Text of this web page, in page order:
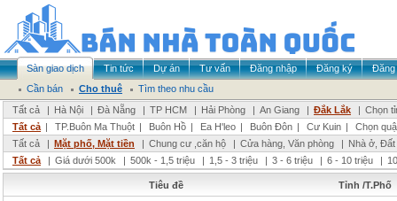
Sàn giao dịch Tin tức Dự án Tư vấn Đăng nhập Đăng ký
Đăng
Cần bán
Cho thuê
Tìm theo nhu cầu
Tất cả
| Hà Nội | Đà Nẵng | TP HCM | Hải Phòng | An Giang | Đắk Lắk | Chọn
Tất cả | TP.Buôn Ma Thuột | Buôn Hồ | Ea H'leo | Buôn Đôn | Cư Kuin |
Chọn
Tất cả
| Mặt phố, Mặt tiền | Chung cư ,căn hộ | Cửa hàng, Văn phòng | Nhà ở,
Tất cả
| Giá dưới 500k | 500k - 1,5 triệu | 1,5 - 3 triệu | 3 - 6 triệu | 6 - 10 triệu |
Tiêu đề Tỉnh /T.Phố